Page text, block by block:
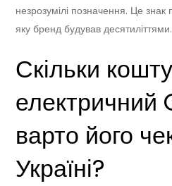
незрозумілі позначення. Це знак
яку бренд будував десятиліттями.
Скільки
електричний
варто його
Україні?